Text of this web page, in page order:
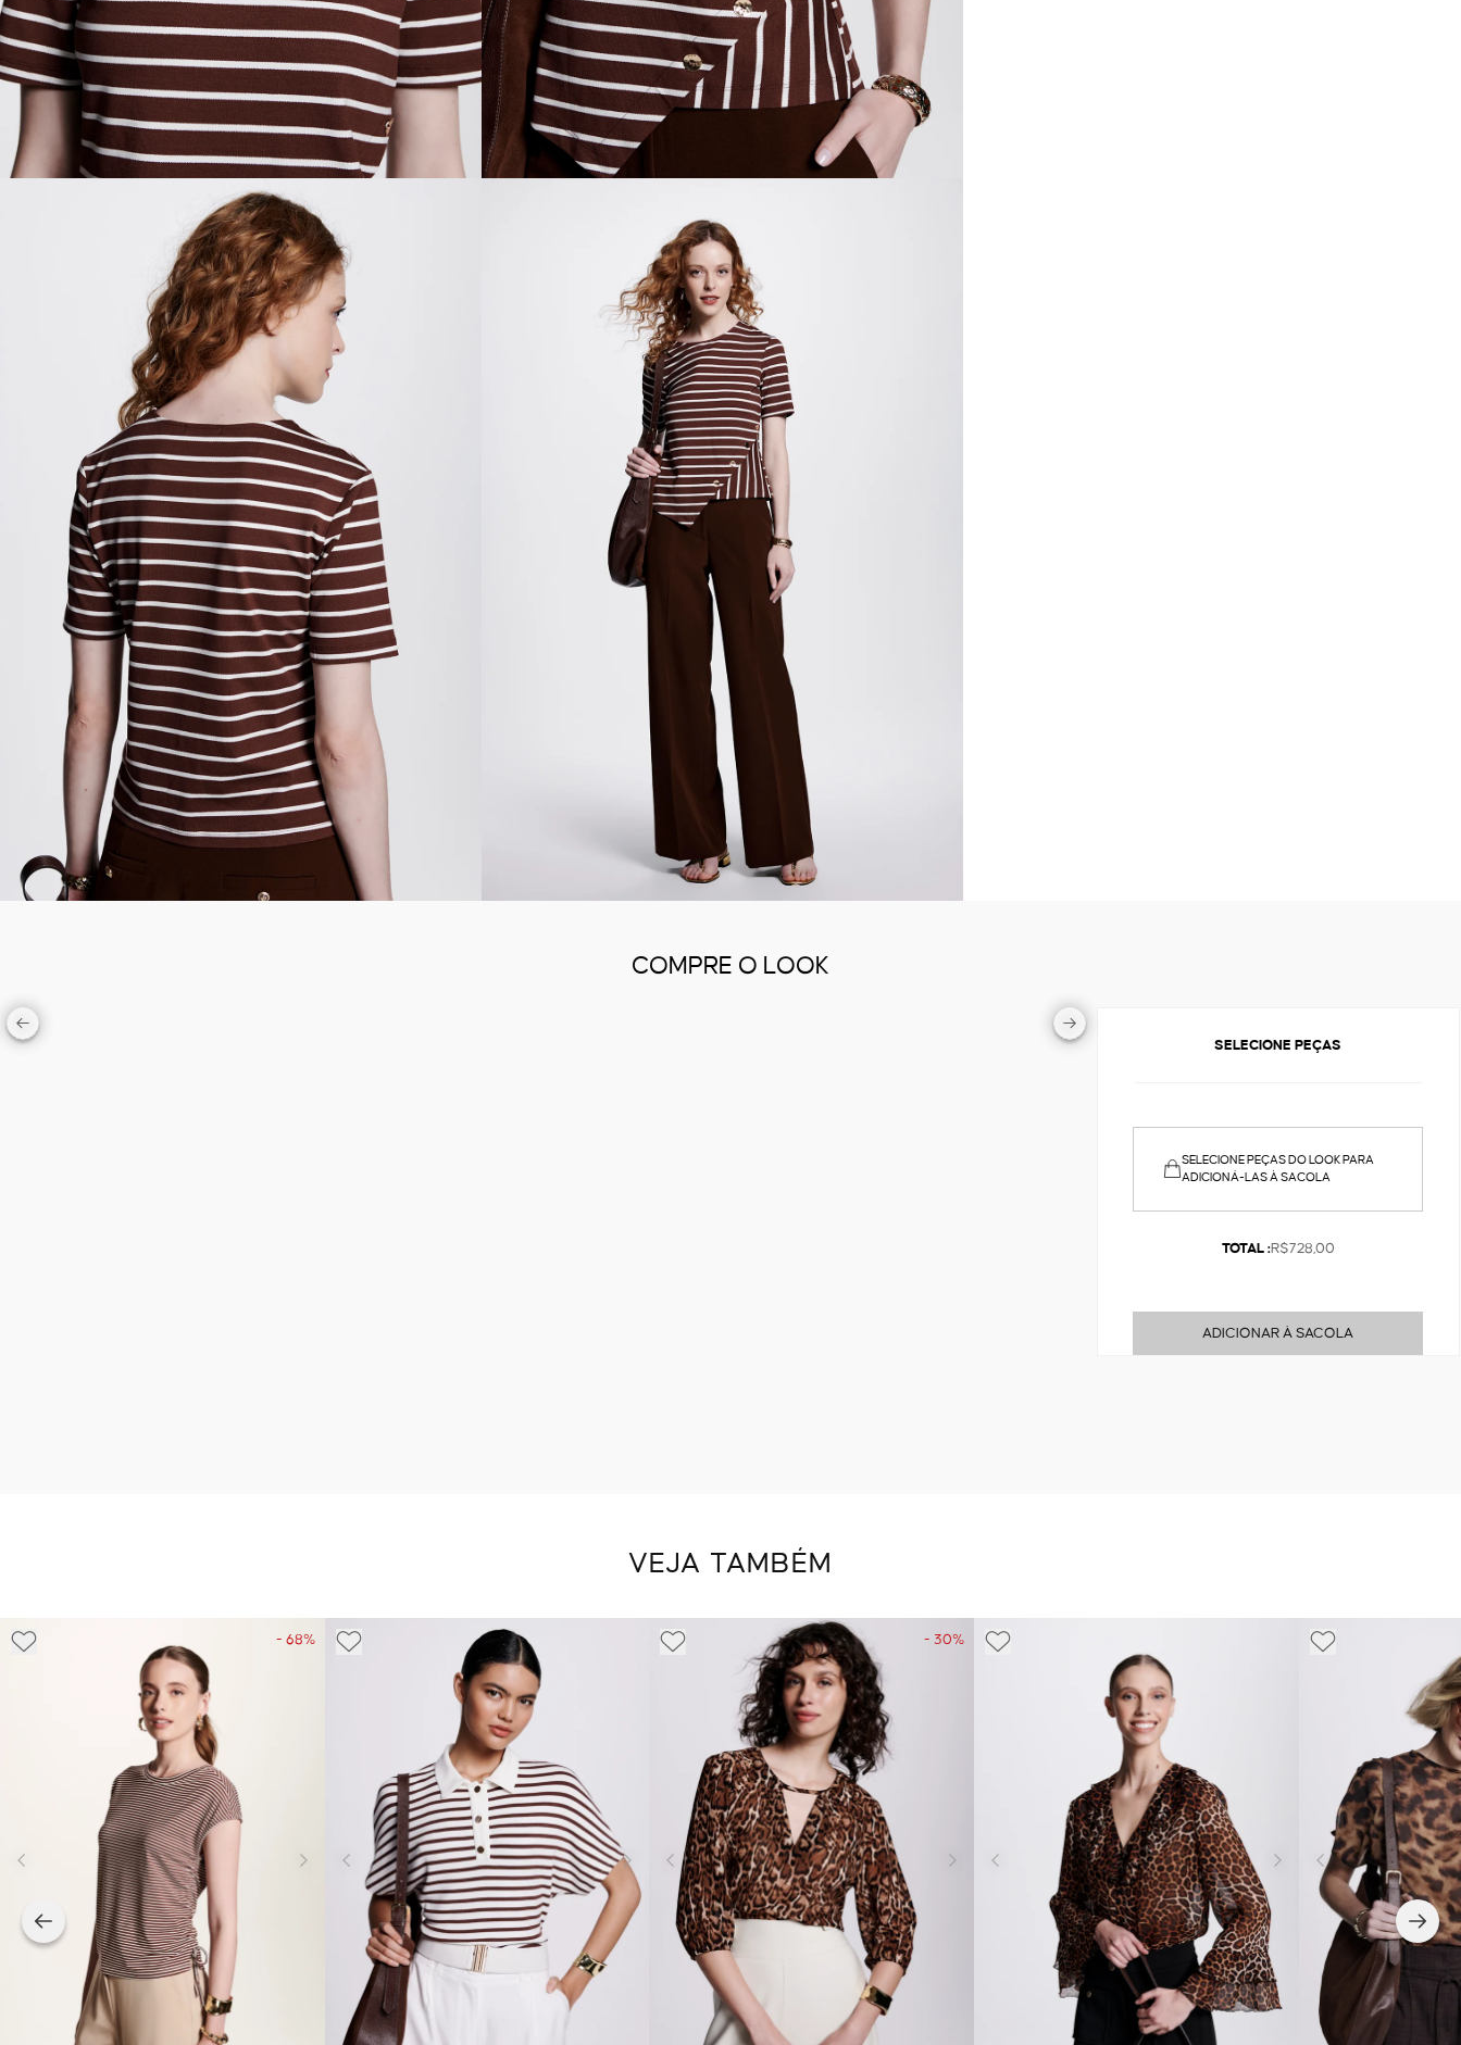
COMPRE O LOOK
SELECIONE PEÇAS
SELECIONE PEÇAS DO LOOK PARA
ADICIONÁ-LAS À SACOLA
TOTAL :R$728,00
ADICIONAR À SACOLA
VEJA TAMBÉM
- 68% - 30%